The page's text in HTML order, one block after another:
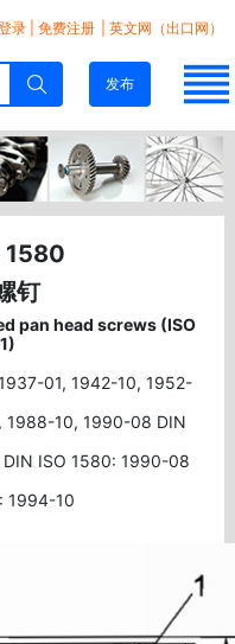
录 免费注册 | 英文网（出口网）
发布
1580
钉
pan head screws (ISO
01, 1942-10, 1952-
1988-10, 1990-08 DIN
ISO 1580: 1990-08
1994-10